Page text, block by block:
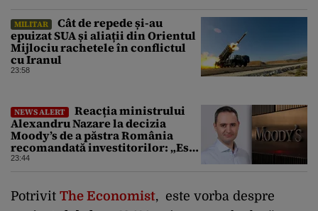
MILITAR
Cât de repede și-au
epuizat SUA și aliații din Orientul
Mijlociu rachetele în conflictul
cu Iranul
23:58
NEWS ALERT
Reacția ministrului
Alexandru Nazare la decizia
Moody’s de a păstra România
recomandată investitorilor: „Este
un răgaz, dar în niciun caz un
23:44
Potrivit The Economist, este vorba despre